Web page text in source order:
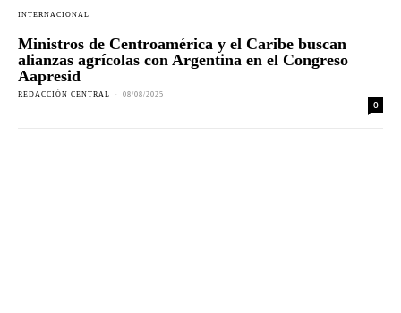
INTERNACIONAL
Ministros de Centroamérica y el Caribe buscan
alianzas agrícolas con Argentina en el Congreso
Aapresid
REDACCIÓN CENTRAL - 08/08/2025
0